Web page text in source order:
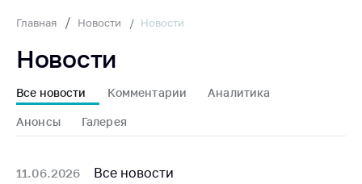
Территориальные
Законодательство
Антикоррупционная
деятельность
совет
Главная Новости Новости
Новости
Все новости Комментарии Аналитика
Анонсы Галерея
11.06.2026 Все новости